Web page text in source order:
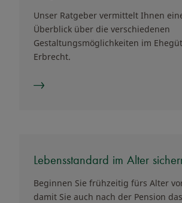
Unser Ratgeber vermittelt Ihnen
Überblick über die verschiedenen
Gestaltungsmöglichkeiten im
Erbrecht.
Lebensstandard im Alter
Beginnen Sie frühzeitig fürs Alter
damit Sie auch nach der Pension